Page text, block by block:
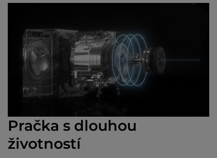
Pračka s dlouhou
životností